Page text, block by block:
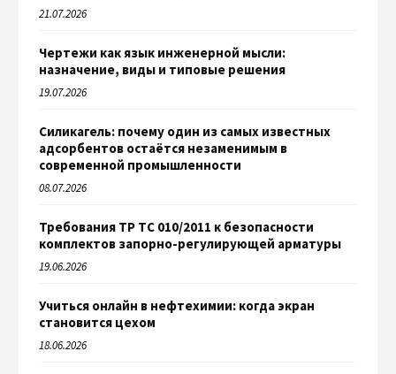
21.07.2026
Чертежи как язык инженерной мысли:
назначение, виды и типовые решения
19.07.2026
Силикагель: почему один из самых известных
адсорбентов остаётся незаменимым в
современной промышленности
08.07.2026
Требования ТР ТС 010/2011 к безопасности
комплектов запорно-регулирующей арматуры
19.06.2026
Учиться онлайн в нефтехимии: когда экран
становится цехом
18.06.2026